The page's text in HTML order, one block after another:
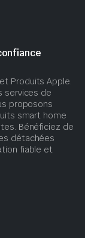
Produits Apple.
services de
proposons
smart home
Bénéficiez de
détachées
fiable et